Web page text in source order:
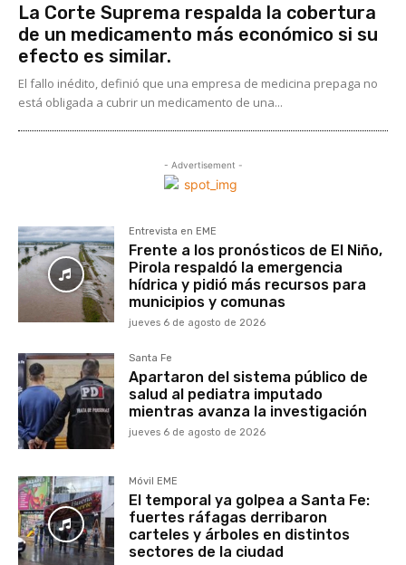
La Corte Suprema respalda la cobertura
de un medicamento más económico si su
efecto es similar.
El fallo inédito, definió que una empresa de medicina prepaga no
está obligada a cubrir un medicamento de una...
- Advertisement -
Entrevista en EME
Frente a los pronósticos de El Niño,
Pirola respaldó la emergencia
hídrica y pidió más recursos para
municipios y comunas
jueves 6 de agosto de 2026
Santa Fe
Apartaron del sistema público de
salud al pediatra imputado
mientras avanza la investigación
jueves 6 de agosto de 2026
Móvil EME
El temporal ya golpea a Santa Fe:
fuertes ráfagas derribaron
carteles y árboles en distintos
sectores de la ciudad